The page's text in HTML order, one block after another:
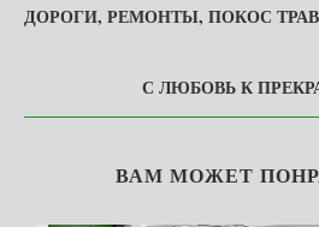
ДОРОГИ, РЕМОНТЫ, ПОКОС
С ЛЮБОВЬ К
ВАМ МОЖЕТ